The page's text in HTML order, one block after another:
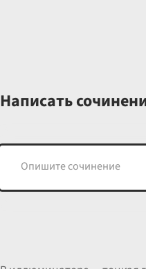
Написать